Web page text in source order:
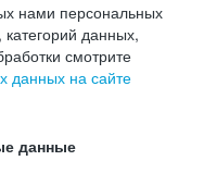
нами персональных
данных,
смотрите
данных на сайте
данные